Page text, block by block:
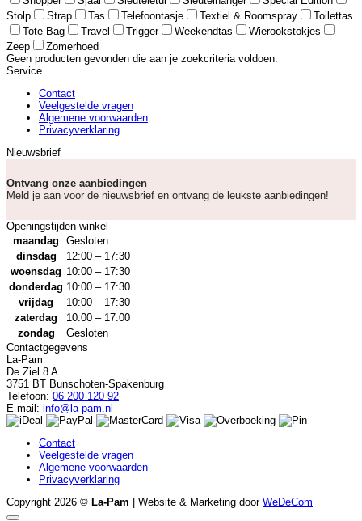
Stolp
Strap Tas Telefoontasje Textiel & Roomspray
Toilettas
Tote Bag
Travel Trigger Weekendtas
Wierookstokjes
Zeep
Zomerhoed
Geen producten gevonden die aan je zoekcriteria voldoen.
Service
Contact
Veelgestelde vragen
Algemene voorwaarden
Privacyverklaring
Nieuwsbrief
Ontvang onze aanbiedingen
Meld je aan voor de nieuwsbrief en ontvang de leukste aanbiedingen!
Openingstijden winkel
maandag
Gesloten
dinsdag
12:00 – 17:30
woensdag 10:00 – 17:30
donderdag 10:00 – 17:30
vrijdag
10:00 – 17:30
zaterdag
10:00 – 17:00
zondag
Gesloten
Contactgegevens
La-Pam
De Ziel 8 A
3751 BT Bunschoten-Spakenburg
Telefoon: 06 200 120 92
E-mail: info@la-pam.nl
Contact
Veelgestelde vragen
Algemene voorwaarden
Privacyverklaring
Copyright 2026 © La-Pam | Website & Marketing door WeDeCom